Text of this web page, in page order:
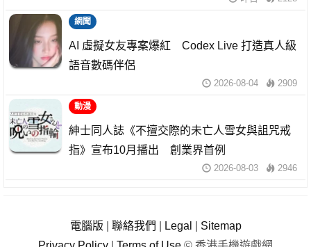
網聞
AI 虛擬女友專案爆紅 Codex Live 打造真人級
語音數碼伴侶
2026-08-04 2909
動漫
紳士同人誌《不擅交際的未亡人雪女與詛咒戒
指》宣布10月播出 創業界首例
2026-08-03 2946
電腦版 聯絡我們 Legal
Sitemap